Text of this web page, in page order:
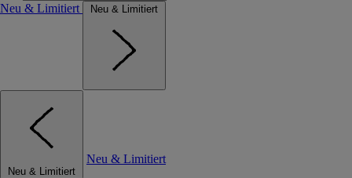
Neu & Limitiert Neu & Limitiert
Neu & Limitiert
Neu & Limitiert